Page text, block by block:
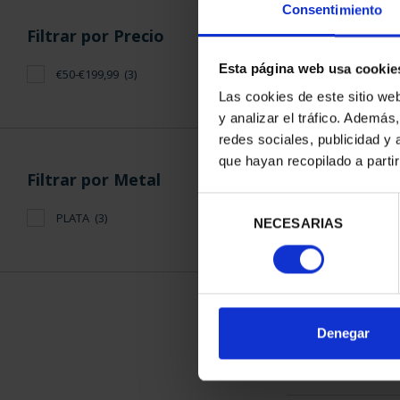
Consentimiento
Esta página web usa
Las cookies de este sitio
y analizar el tráfico.
redes sociales, publicidad y
que hayan recopilado a
consentimiento
NECESARIAS
Denegar
Filtrar por Precio
€50-€199,99 (3)
Filtrar por Metal
PLATA (3)
275
(2021)
ORDENAR POR: